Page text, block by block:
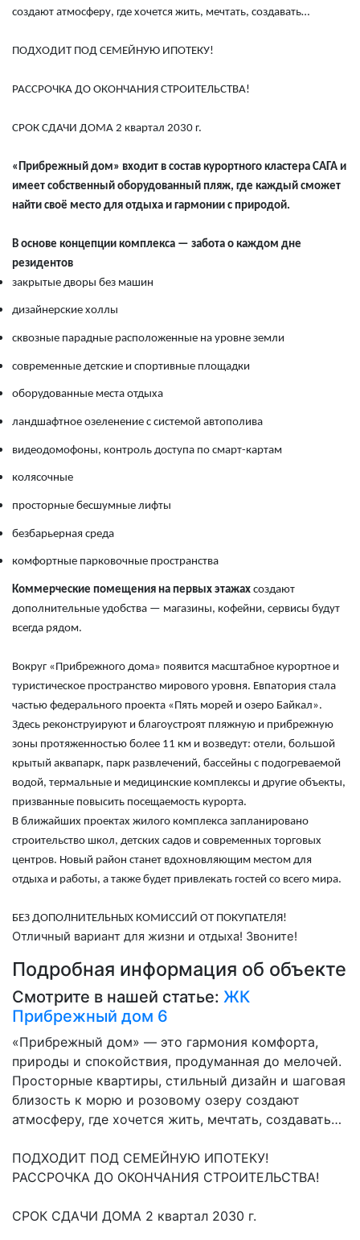
создают атмосферу, где хочется жить, мечтать, создавать…
ПОДХОДИТ ПОД СЕМЕЙНУЮ ИПОТЕКУ!
РАССРОЧКА ДО ОКОНЧАНИЯ СТРОИТЕЛЬСТВА!
СРОК СДАЧИ ДОМА 2 квартал 2030 г.
«Прибрежный дом» входит в состав курортного кластера САГА и
имеет собственный оборудованный пляж, где каждый сможет
найти своё место для отдыха и гармонии с природой.
В основе концепции комплекса — забота о каждом дне
резидентов
закрытые дворы без машин
дизайнерские холлы
сквозные парадные расположенные на уровне земли
современные детские и спортивные площадки
оборудованные места отдыха
ландшафтное озеленение с системой автополива
видеодомофоны, контроль доступа по смарт-картам
колясочные
просторные бесшумные лифты
безбарьерная среда
комфортные парковочные пространства
Коммерческие помещения на первых этажах создают
дополнительные удобства — магазины, кофейни, сервисы будут
всегда рядом.
Вокруг «Прибрежного дома» появится масштабное курортное и
туристическое пространство мирового уровня. Евпатория стала
частью федерального проекта «Пять морей и озеро Байкал».
Здесь реконструируют и благоустроят пляжную и прибрежную
зоны протяженностью более 11 км и возведут: отели, большой
крытый аквапарк, парк развлечений, бассейны с подогреваемой
водой, термальные и медицинские комплексы и другие объекты,
призванные повысить посещаемость курорта.
В ближайших проектах жилого комплекса запланировано
строительство школ, детских садов и современных торговых
центров. Новый район станет вдохновляющим местом для
отдыха и работы, а также будет привлекать гостей со всего мира.
БЕЗ ДОПОЛНИТЕЛЬНЫХ КОМИССИЙ ОТ ПОКУПАТЕЛЯ!
Отличный вариант для жизни и отдыха! Звоните!
Подробная информация об объекте
Смотрите в нашей статье: ЖК
Прибрежный дом 6
«Прибрежный дом» — это гармония комфорта,
природы и спокойствия, продуманная до мелочей.
Просторные квартиры, стильный дизайн и шаговая
близость к морю и розовому озеру создают
атмосферу, где хочется жить, мечтать, создавать…
ПОДХОДИТ ПОД СЕМЕЙНУЮ ИПОТЕКУ!
РАССРОЧКА ДО ОКОНЧАНИЯ СТРОИТЕЛЬСТВА!
СРОК СДАЧИ ДОМА 2 квартал 2030 г.